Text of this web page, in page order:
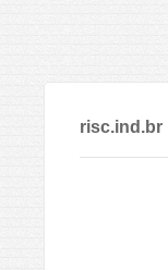
risc.ind.br